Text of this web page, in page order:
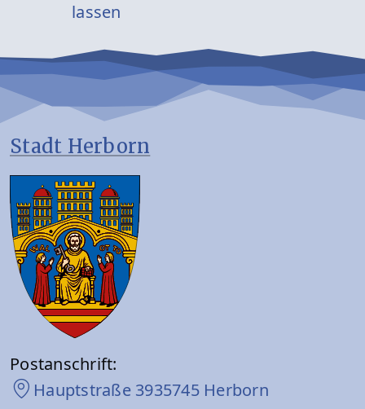
lassen
Stadt Herborn
Postanschrift:
Hauptstraße 3935745 Herborn